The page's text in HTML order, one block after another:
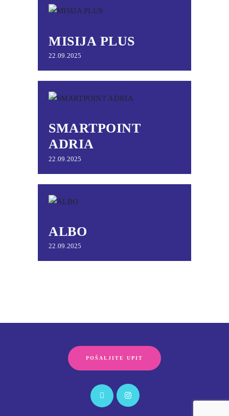
MISIJA PLUS
22.09.2025
SMARTPOINT
ADRIA
22.09.2025
ALBO
22.09.2025
POŠALJITE UPIT